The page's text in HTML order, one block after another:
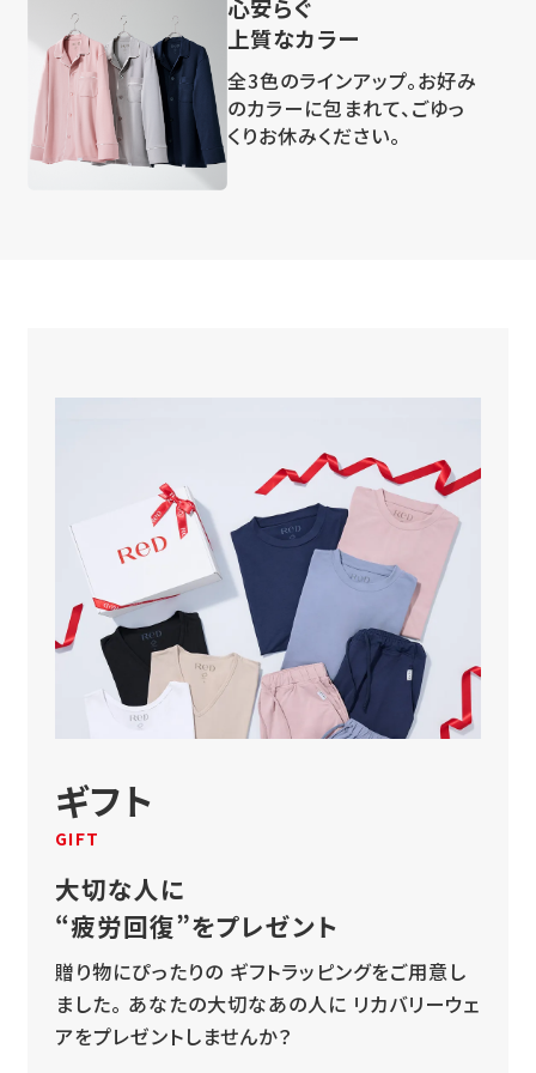
心安らぐ
上質なカラー
全3色のラインアップ。お好み
のカラーに包まれて、ごゆっ
くりお休みください。
ギフト
GIFT
大切な人に
“疲労回復”をプレゼント
贈り物にぴったりの ギフトラッピングをご用意し
ました。 あなたの大切なあの人に リカバリーウェ
アをプレゼントしませんか？